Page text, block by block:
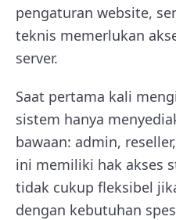
pengaturan website,
teknis memerlukan
server.
Saat pertama kali
sistem hanya
bawaan: admin,
ini memiliki hak akses
tidak cukup fleksibel
dengan kebutuhan